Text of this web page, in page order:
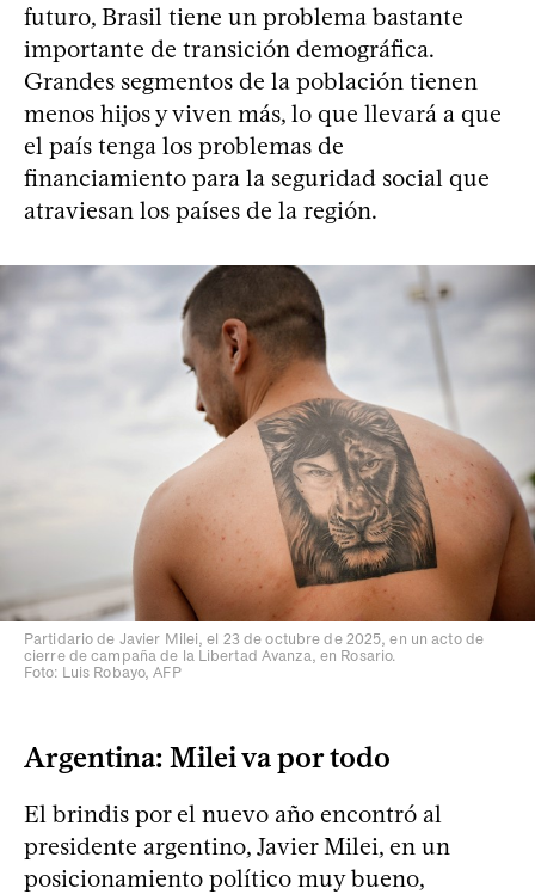
futuro, Brasil tiene un problema bastante
importante de transición demográfica.
Grandes segmentos de la población tienen
menos hijos y viven más, lo que llevará a que
el país tenga los problemas de
financiamiento para la seguridad social que
atraviesan los países de la región.
Partidario de Javier Milei, el 23 de octubre de 2025, en un acto de
cierre de campaña de la Libertad Avanza, en Rosario.
Foto: Luis Robayo, AFP
Argentina: Milei va por todo
El brindis por el nuevo año encontró al
presidente argentino, Javier Milei, en un
posicionamiento político muy bueno,